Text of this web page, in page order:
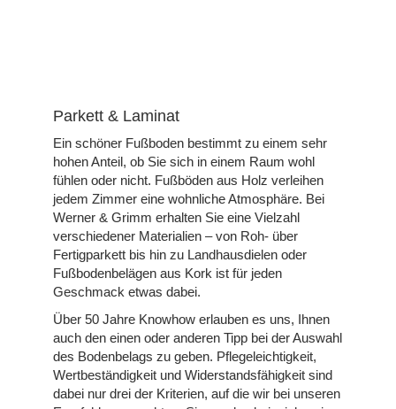
Parkett & Laminat
Ein schöner Fußboden bestimmt zu einem sehr
hohen Anteil, ob Sie sich in einem Raum wohl
fühlen oder nicht. Fußböden aus Holz verleihen
jedem Zimmer eine wohnliche Atmosphäre. Bei
Werner & Grimm erhalten Sie eine Vielzahl
verschiedener Materialien – von Roh- über
Fertigparkett bis hin zu Landhausdielen oder
Fußbodenbelägen aus Kork ist für jeden
Geschmack etwas dabei.
Über 50 Jahre Knowhow erlauben es uns, Ihnen
auch den einen oder anderen Tipp bei der Auswahl
des Bodenbelags zu geben. Pflegeleichtigkeit,
Wertbeständigkeit und Widerstandsfähigkeit sind
dabei nur drei der Kriterien, auf die wir bei unseren